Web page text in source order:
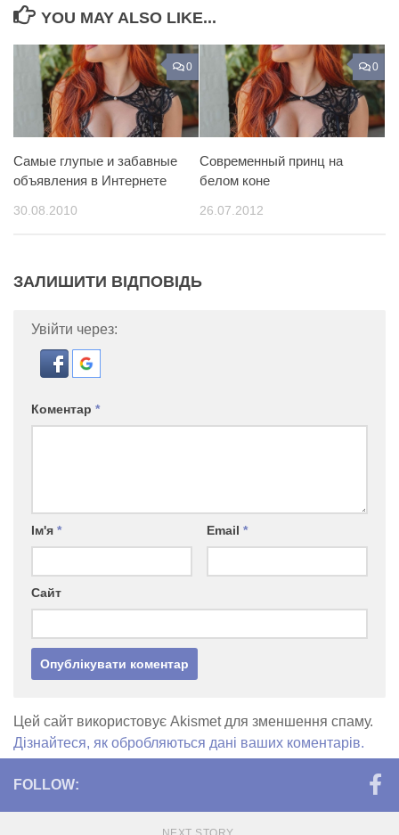
YOU MAY ALSO LIKE...
0
Самые глупые и забавные
объявления в Интернете
30.08.2010
0
Современный принц на
белом коне
26.07.2012
ЗАЛИШИТИ ВІДПОВІДЬ
Увійти через:
Коментар *
Ім'я * Email *
Сайт
Цей сайт використовує Akismet для зменшення спаму.
Дізнайтеся, як обробляються дані ваших коментарів.
FOLLOW: